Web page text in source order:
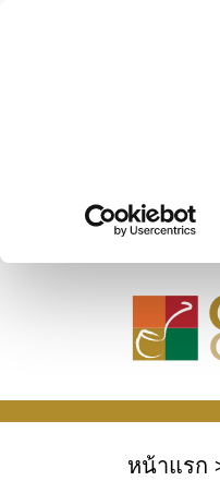
หน้าแรก